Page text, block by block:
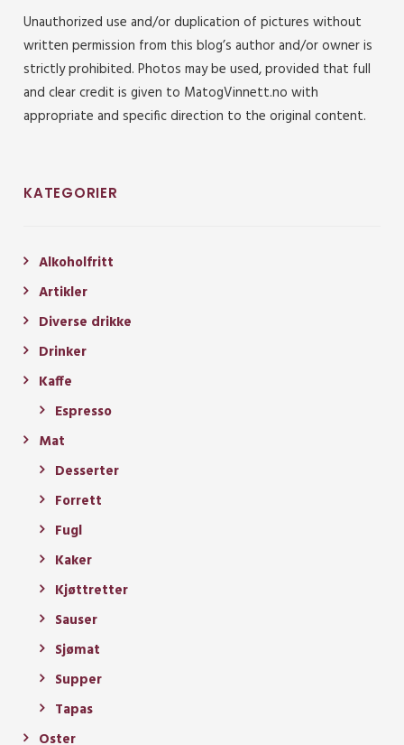
Unauthorized use and/or duplication of pictures without
written permission from this blog’s author and/or owner is
strictly prohibited. Photos may be used, provided that full
and clear credit is given to MatogVinnett.no with
appropriate and specific direction to the original content.
KATEGORIER
Alkoholfritt
Artikler
Diverse drikke
Drinker
Kaffe
Espresso
Mat
Desserter
Forrett
Fugl
Kaker
Kjøttretter
Sauser
Sjømat
Supper
Tapas
Oster